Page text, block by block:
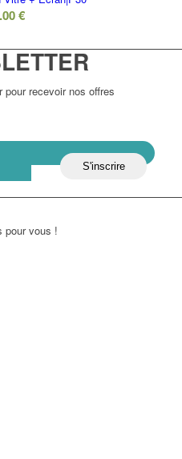
€
recevoir nos offres
pour vous !